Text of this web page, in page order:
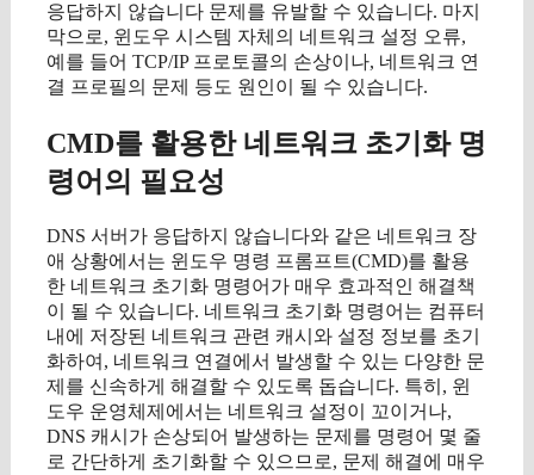
응답하지 않습니다 문제를 유발할 수 있습니다. 마지
막으로, 윈도우 시스템 자체의 네트워크 설정 오류,
예를 들어 TCP/IP 프로토콜의 손상이나, 네트워크 연
결 프로필의 문제 등도 원인이 될 수 있습니다.
CMD를 활용한 네트워크 초기화 명
령어의 필요성
DNS 서버가 응답하지 않습니다와 같은 네트워크 장
애 상황에서는 윈도우 명령 프롬프트(CMD)를 활용
한 네트워크 초기화 명령어가 매우 효과적인 해결책
이 될 수 있습니다. 네트워크 초기화 명령어는 컴퓨터
내에 저장된 네트워크 관련 캐시와 설정 정보를 초기
화하여, 네트워크 연결에서 발생할 수 있는 다양한 문
제를 신속하게 해결할 수 있도록 돕습니다. 특히, 윈
도우 운영체제에서는 네트워크 설정이 꼬이거나,
DNS 캐시가 손상되어 발생하는 문제를 명령어 몇 줄
로 간단하게 초기화할 수 있으므로, 문제 해결에 매우